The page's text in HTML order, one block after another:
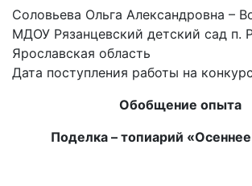
Соловьева Ольга Александровна –
МДОУ Рязанцевский детский сад п.
Ярославская область
Дата поступления работы на
Обобщение опыта
Поделка – топиарий